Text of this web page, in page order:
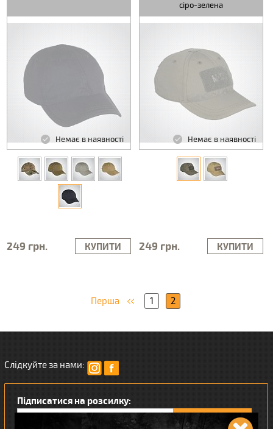
Немає в наявності
249 грн. КУПИТИ
сіро-зелена
Немає в наявності
249 грн. КУПИТИ
Перша 1 2
Слідкуйте за нами:
Підписатися на розсилку: